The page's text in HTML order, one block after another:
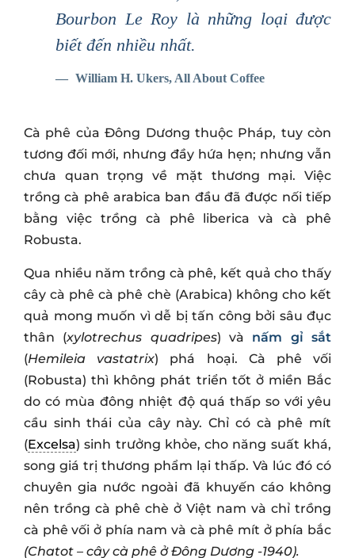
Bourbon Le Roy là những loại được
biết đến nhiều nhất.
William H. Ukers, All About Coffee
Cà phê của Đông Dương thuộc Pháp, tuy còn
tương đối mới, nhưng đầy hứa hẹn; nhưng vẫn
chưa quan trọng về mặt thương mại. Việc
trồng cà phê arabica ban đầu đã được nối tiếp
bằng việc trồng cà phê liberica và cà phê
Robusta.
Qua nhiều năm trồng cà phê, kết quả cho thấy
cây cà phê cà phê chè (Arabica) không cho kết
quả mong muốn vì dễ bị tấn công bởi sâu đục
thân (xylotrechus quadripes) và nấm gỉ sắt
(Hemileia vastatrix) phá hoại. Cà phê vối
(Robusta) thì không phát triển tốt ở miền Bắc
do có mùa đông nhiệt độ quá thấp so với yêu
cầu sinh thái của cây này. Chỉ có cà phê mít
(Excelsa) sinh trưởng khỏe, cho năng suất khá,
song giá trị thương phẩm lại thấp. Và lúc đó có
chuyên gia nước ngoài đã khuyến cáo không
nên trồng cà phê chè ở Việt nam và chỉ trồng
cà phê vối ở phía nam và cà phê mít ở phía bắc
(Chatot – cây cà phê ở Đông Dương -1940).